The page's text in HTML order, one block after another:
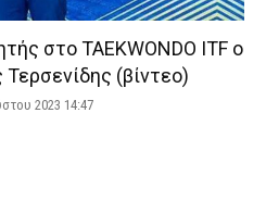
στο TAEKWONDO ITF ο
(βίντεο)
2023 14:47